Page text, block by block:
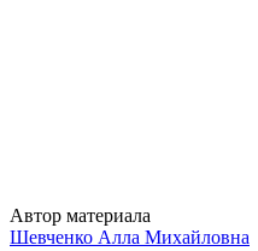
Автор материала
Шевченко Алла Михайловна